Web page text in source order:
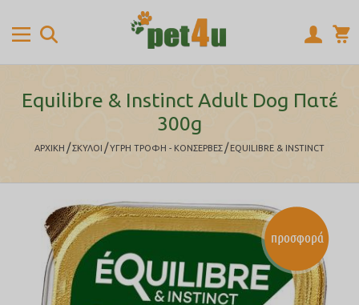
Equilibre & Instinct Adult Dog Πατέ
300g
ΑΡΧΙΚΉ /ΣΚΥΛΟΙ /ΥΓΡΗ ΤΡΟΦΗ - ΚΟΝΣΕΡΒΕΣ / EQUILIBRE & INSTINCT